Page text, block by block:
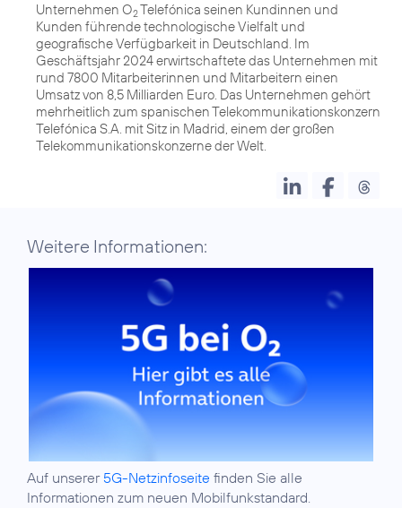
Unternehmen O2Telefónica seinen Kundinnen und
Kunden führende technologische Vielfalt und
geografische Verfügbarkeit in Deutschland. Im
Geschäftsjahr 2024 erwirtschaftete das Unternehmen mit
rund 7800 Mitarbeiterinnen und Mitarbeitern einen
Umsatz von 8,5 Milliarden Euro. Das Unternehmen gehört
mehrheitlich zum spanischen Telekommunikationskonzern
Telefónica S.A. mit Sitz in Madrid, einem der großen
Telekommunikationskonzerne der Welt.
Weitere Informationen:
Auf unserer 5G-Netzinfoseite finden Sie alle
Informationen zum neuen Mobilfunkstandard.